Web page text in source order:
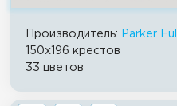
Производитель:
Parker
150x196 крестов
33 цветов